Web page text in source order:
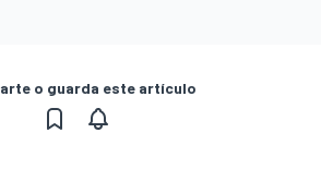
o guarda este artículo